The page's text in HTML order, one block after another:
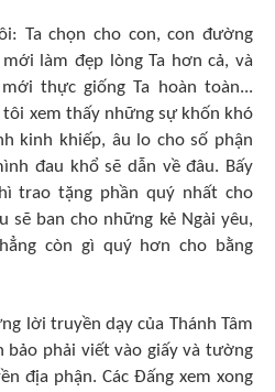
Ta chọn cho con, con đường
làm đẹp lòng Ta hơn cả, và
thực giống Ta hoàn toàn...
tôi xem thấy những sự khốn khó
kinh khiếp, âu lo cho số phận
đau khổ sẽ dẫn về đâu. Bấy
trao tặng phần quý nhất cho
sẽ ban cho những kẻ Ngài yêu,
còn gì quý hơn cho bằng
lời truyền dạy của Thánh Tâm
bảo phải viết vào giấy và tường
địa phận. Các Ðấng xem xong